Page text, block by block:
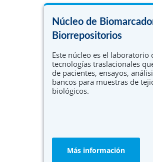
Mejora continua de la calidad
en la división de
estudiantes de PhD en
Einstein (MSTP).
Más información
Núcleo de
Biorrepositorios
Este núcleo es el laboratorio
tecnologías traslacionales
de pacientes, ensayos,
bancos para muestras de
biológicos.
Más información